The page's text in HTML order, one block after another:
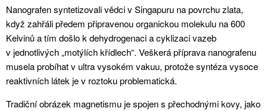
Nanografen syntetizovali vědci v Singapuru na povrchu zlata,
když zahřáli předem připravenou organickou molekulu na 600
Kelvinů a tím došlo k dehydrogenaci a cyklizaci vazeb
v jednotlivých „motýlích křídlech“. Veškerá příprava nanografenu
musela probíhat v ultra vysokém vakuu, protože syntéza vysoce
reaktivních látek je v roztoku problematická.
Tradiční obrázek magnetismu je spojen s přechodnými kovy, jako